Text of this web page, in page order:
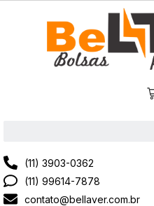
(11) 3903-0362
(11) 99614-7878
contato@bellaver.com.br